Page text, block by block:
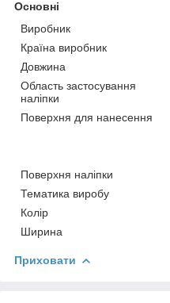
Основні
Виробник
Країна виробник
Довжина
Область застосування
наліпки
Поверхня для нанесення
Поверхня наліпки
Тематика виробу
Колір
Ширина
Приховати